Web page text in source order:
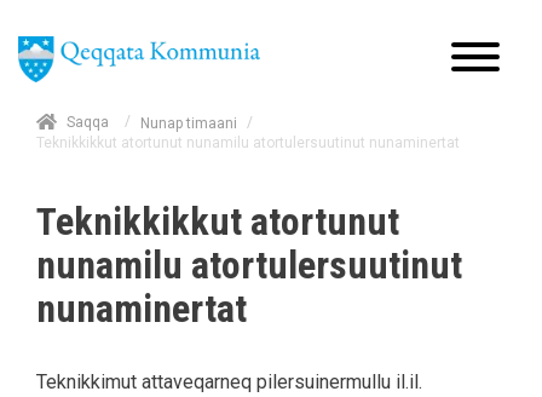
Saqqa / Nunap timaani
/
Teknikkikkut atortunut nunamilu atortulersuutinut nunaminertat
Teknikkikkut atortunut
nunamilu atortulersuutinut
nunaminertat
Teknikkimut attaveqarneq pilersuinermullu il.il.